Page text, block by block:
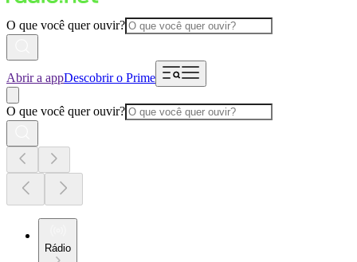
O que você quer ouvir?
Abrir a appDescobrir o Prime
O que você quer ouvir?
Rádio